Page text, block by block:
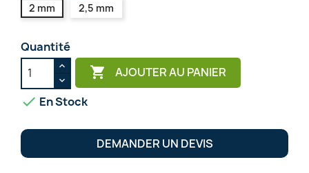
2 mm 2,5 mm
Quantité
 AJOUTER AU PANIER
 En Stock
DEMANDER UN DEVIS